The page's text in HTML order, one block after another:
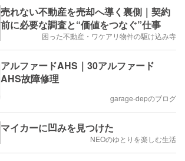
売れない不動産を売却へ導く裏側｜契約
前に必要な調査と“価値をつなぐ”仕事
困った不動産・ワケアリ物件の駆け込み寺
アルファードAHS｜30アルファード
AHS故障修理
garage-depのブログ
マイカーに凹みを見つけた
NEOのゆとりを楽しむ生活